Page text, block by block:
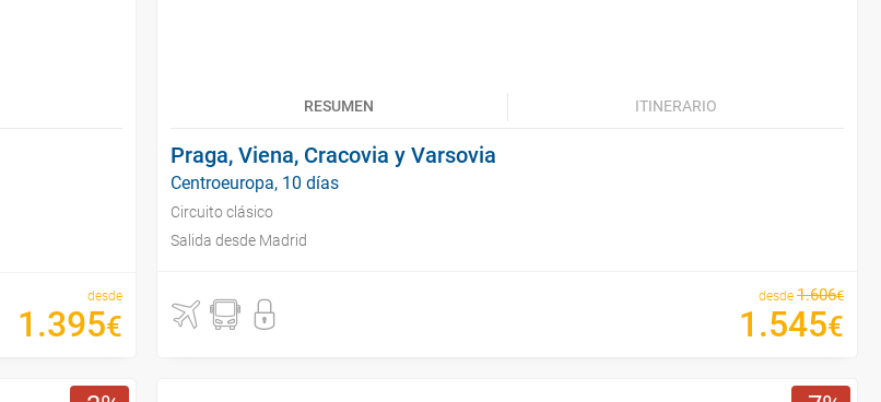
desde
1 .395€
RESUMEN ITINERARIO
Praga, Viena, Cracovia y Varsovia
Centroeuropa, 10 días
Circuito clásico
Salida desde Madrid
desde 1.606€
1 .545€